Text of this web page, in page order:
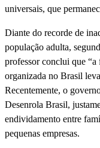
universais, que
Diante do recorde de
população adulta,
professor conclui que “a
organizada no Brasil
Recentemente, o
Desenrola Brasil,
endividamento entre
pequenas empresas.